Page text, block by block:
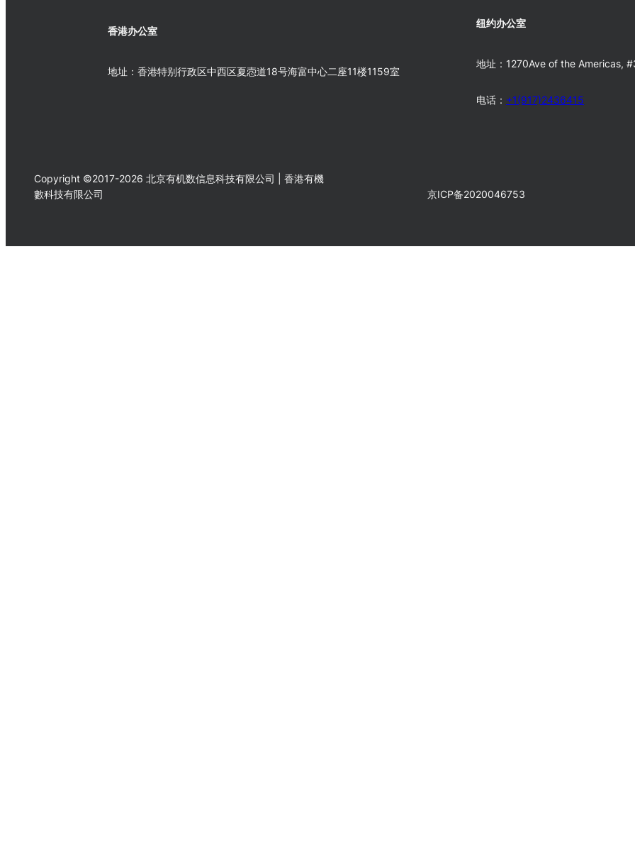
香港办公室
地址：香港特别行政区中西区夏悫道18号海富中心二座11楼1159室
纽约办公室
地址：1270Ave of the Americas,
电话： +1(917)2436415
Copyright ©2017-2026 北京有机数信息科技有限公司 | 香港有機
數科技有限公司
京ICP备2020046753